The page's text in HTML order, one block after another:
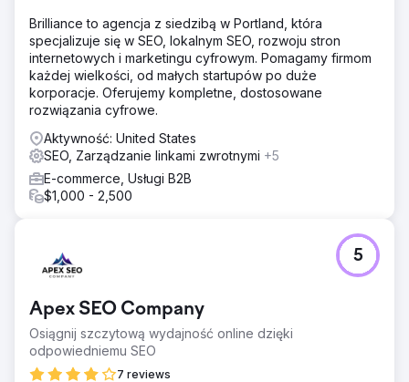
Brilliance to agencja z siedzibą w Portland, która
specjalizuje się w SEO, lokalnym SEO, rozwoju stron
internetowych i marketingu cyfrowym. Pomagamy firmom
każdej wielkości, od małych startupów po duże
korporacje. Oferujemy kompletne, dostosowane
rozwiązania cyfrowe.
Aktywność: United States
SEO, Zarządzanie linkami zwrotnymi +5
E-commerce, Usługi B2B
$1,000 - 2,500
Apex SEO Company
Osiągnij szczytową wydajność online dzięki
odpowiedniemu SEO
7 reviews
5